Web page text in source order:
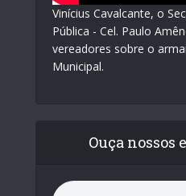
Vinícius Cavalcante, o
Pública - Cel. Paulo
vereadores sobre o
Municipal.
Ouça nossos